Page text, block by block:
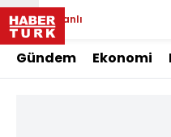
Canlı
Gündem Ekonomi